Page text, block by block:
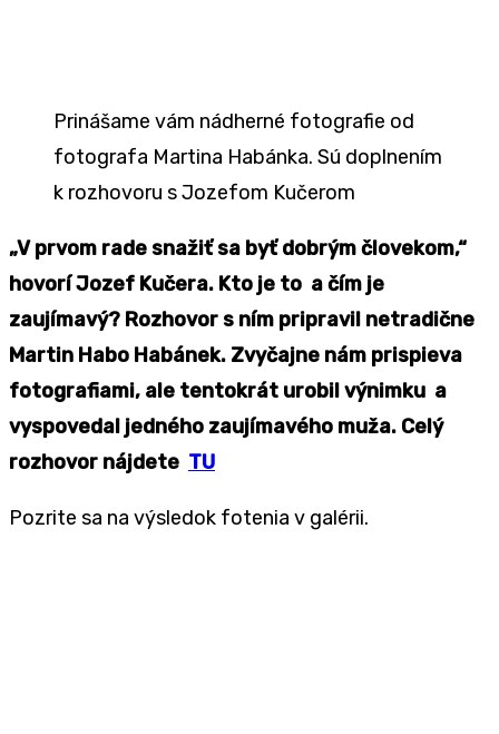
Prinášame vám nádherné fotografie od
fotografa Martina Habánka. Sú doplnením
k rozhovoru s Jozefom Kučerom
„V prvom rade snažiť sa byť dobrým človekom,“
hovorí Jozef Kučera. Kto je to a čím je
zaujímavý? Rozhovor s ním pripravil netradične
Martin Habo Habánek. Zvyčajne nám prispieva
fotografiami, ale tentokrát urobil výnimku a
vyspovedal jedného zaujímavého muža. Celý
rozhovor nájdete TU
Pozrite sa na výsledok fotenia v galérii.